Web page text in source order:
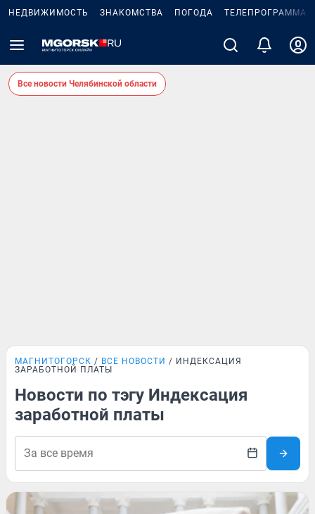
НЕДВИЖИМОСТЬ ЗНАКОМСТВА ПОГОДА ТЕЛЕПРОГРАММА
Все новости Челябинской области
МАГНИТОГОРСК ВСЕ НОВОСТИ
ИНДЕКСАЦИЯ
ЗАРАБОТНОЙ ПЛАТЫ
Новости по тэгу Индексация
заработной платы